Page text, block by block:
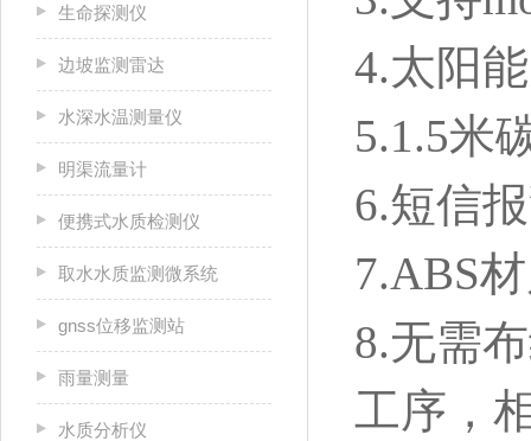
生命探测仪
边坡监测雷达
水深水温测量仪
明渠流量计
便携式水质检测仪
取水水质监测微系统
gnss位移监测站
雨量测量
水质分析仪
4.太阳
5.1.5米
6.短信
7.ABS
8.无需
工序，